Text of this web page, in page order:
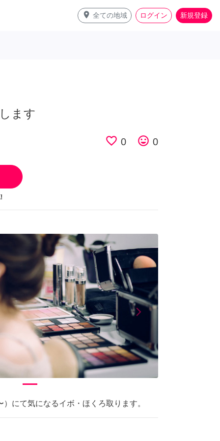
place 全ての地域 ログイン 新規登録
ます
favorite_border 0 tag_faces 0
arrow_forward_iosNext
にて気になるイボ・ほくろ取ります。